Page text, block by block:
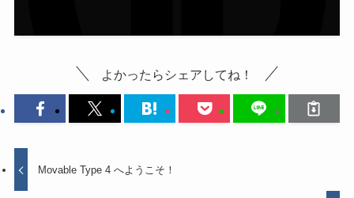
よかったらシェアしてね！
Movable Type 4 へようこそ！